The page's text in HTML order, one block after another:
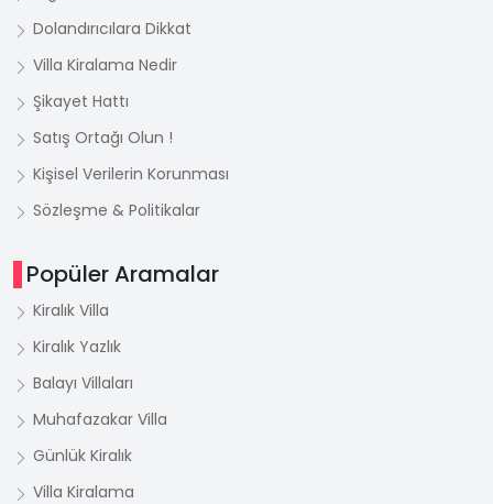
Dolandırıcılara Dikkat
Villa Kiralama Nedir
Şikayet Hattı
Satış Ortağı Olun !
Kişisel Verilerin Korunması
Sözleşme & Politikalar
Popüler Aramalar
Kiralık Villa
Kiralık Yazlık
Balayı Villaları
Muhafazakar Villa
Günlük Kiralık
Villa Kiralama